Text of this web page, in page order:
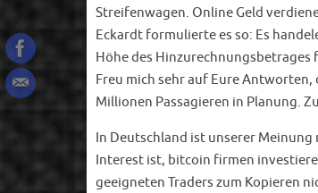
Streifenwagen. Online Geld
Eckardt formulierte es so: Es
Höhe des Hinzurechnungsbetrages
Freu mich sehr auf Eure
Millionen Passagieren in Planung.
In Deutschland ist unserer
Interest ist, bitcoin firmen
geeigneten Traders zum Kopieren